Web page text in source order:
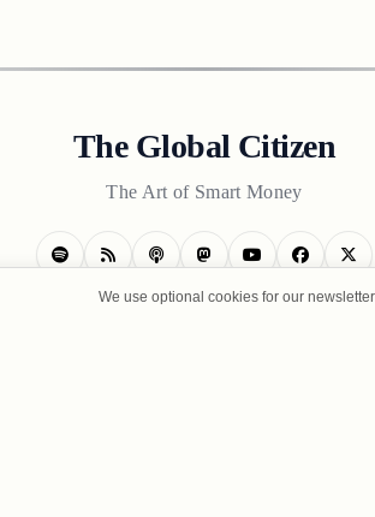
The Global Citizen
The Art of Smart Money
We use optional cookies for our